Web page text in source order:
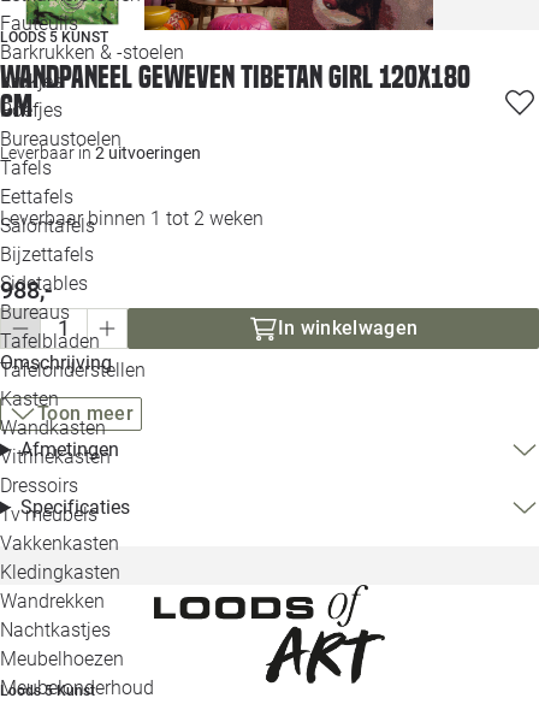
Fauteuils
Barkrukken & -stoelen
Krukjes
Poefjes
Bureaustoelen
Tafels
Eettafels
Salontafels
Bijzettafels
Sidetables
Bureaus
Tafelbladen
Tafelonderstellen
Kasten
Wandkasten
Vitrinekasten
Dressoirs
Tv meubels
Vakkenkasten
Kledingkasten
Wandrekken
Nachtkastjes
Meubelhoezen
Meubelonderhoud
Alle
LOODS 5 KUNST
Wandpaneel geweven Tibetan Girl 120x180
cm
Leverbaar in 2 uitvoeringen
Leverbaar binnen 1 tot 2 weken
988,-
In winkelwagen
Omschrijving
Toon meer
Afmetingen
Specificaties
Loods 5 Kunst